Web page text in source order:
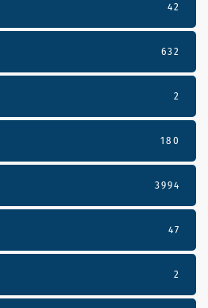
42
632
2
180
3994
47
2